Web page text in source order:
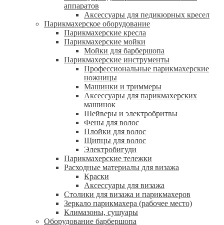
аппаратов
Аксессуары для педикюрных кресел
Парикмахерское оборудование
Парикмахерские кресла
Парикмахерские мойки
Мойки для барбершопа
Парикмахерские инструменты
Профессиональные парикмахерские
ножницы
Машинки и триммеры
Аксессуары для парикмахерских
машинок
Шейверы и электробритвы
Фены для волос
Плойки для волос
Щипцы для волос
Электробигуди
Парикмахерские тележки
Расходные материалы для визажа
Краски
Аксессуары для визажа
Столики для визажа и парикмахеров
Зеркало парикмахера (рабочее место)
Климазоны, сушуары
Оборудование барбершопа